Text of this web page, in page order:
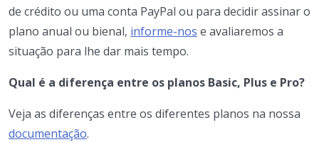
de crédito ou uma conta PayPal ou para decidir assinar o
plano anual ou bienal, informe-nos e avaliaremos a
situação para lhe dar mais tempo.
Qual é a diferença entre os planos Basic, Plus e Pro?
Veja as diferenças entre os diferentes planos na nossa
documentação.